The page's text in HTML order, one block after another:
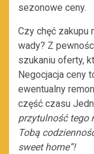
sezonowe ceny.
Czy chęć zakupu
wady? Z
szukaniu oferty,
Negocjacja ceny
ewentualny
część czasu
przytulność tego
Tobą
sweet home”!